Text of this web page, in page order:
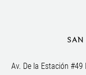
SAN
Av. De la Estación #49